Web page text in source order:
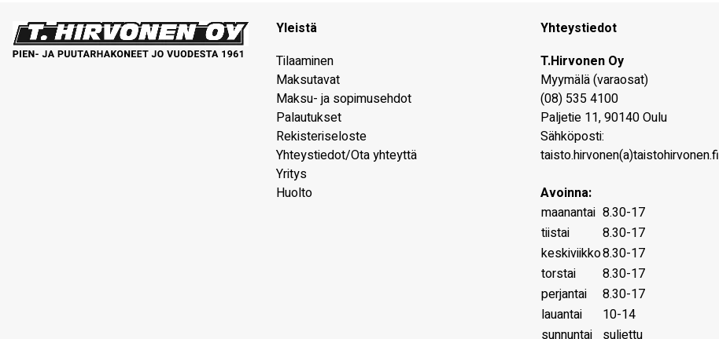
Yleistä
Tilaaminen
Maksutavat
Maksu- ja sopimusehdot
Palautukset
Rekisteriseloste
Yhteystiedot/Ota yhteyttä
Yritys
Huolto
Yhteystiedot
T.Hirvonen Oy
Myymälä (varaosat)
(08) 535 4100
Paljetie 11,90140Oulu
Sähköposti:
taisto.hirvonen(a)taistohirvonen.fi
Avoinna:
maanantai 8.30-17
tiistai
8.30-17
keskiviikko8.30-17
torstai
8.30-17
perjantai
8.30-17
lauantai
10-14
sunnuntai suljettu